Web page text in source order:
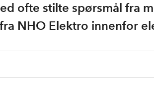
ofte stilte spørsmål fra
NHO Elektro innenfor